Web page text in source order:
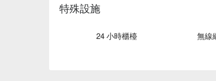
特殊設施
24 小時櫃檯 無線